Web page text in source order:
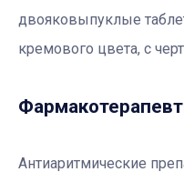
двояковыпуклые
кремового цвета, с
Антиаритмические